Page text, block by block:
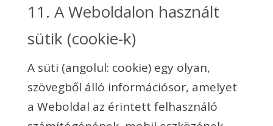
11. A Weboldalon használt
sütik (cookie-k)
A süti (angolul: cookie) egy olyan,
szövegből álló információsor, amelyet
a Weboldal az érintett felhasználó